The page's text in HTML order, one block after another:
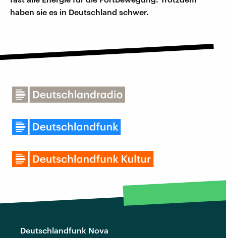
haben sie es in Deutschland schwer.
Deutschlandfunk Nova